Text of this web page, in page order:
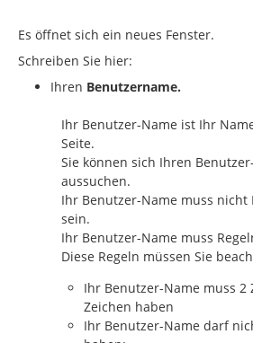
Es öffnet sich ein neues Fenster.
Schreiben Sie hier:
Ihren Benutzername.
Ihr Benutzer-Name ist Ihr
Seite.
Sie können sich Ihren
aussuchen.
Ihr Benutzer-Name muss
sein.
Ihr Benutzer-Name muss
Diese Regeln müssen Sie
Ihr Benutzer-Name muss 2
Zeichen haben
Ihr Benutzer-Name darf